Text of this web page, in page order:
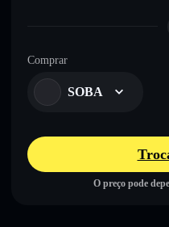
Comprar
SOBA
O preço pode